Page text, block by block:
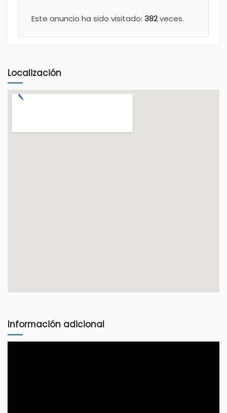
Este anuncio ha sido visitado: 382veces.
Localización
Información adicional